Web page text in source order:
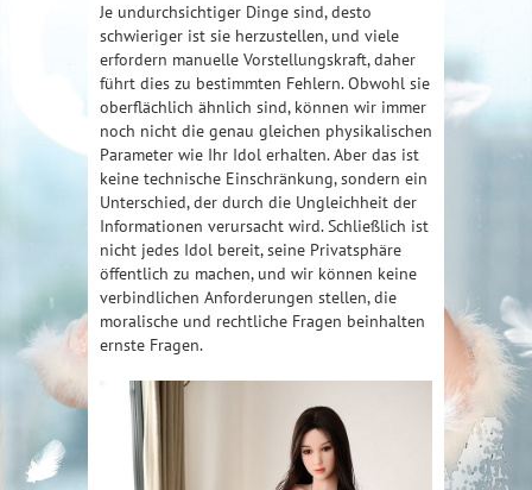
Je undurchsichtiger Dinge sind, desto
schwieriger ist sie herzustellen, und viele
erfordern manuelle Vorstellungskraft, daher
führt dies zu bestimmten Fehlern. Obwohl sie
oberflächlich ähnlich sind, können wir immer
noch nicht die genau gleichen physikalischen
Parameter wie Ihr Idol erhalten. Aber das ist
keine technische Einschränkung, sondern ein
Unterschied, der durch die Ungleichheit der
Informationen verursacht wird. Schließlich ist
nicht jedes Idol bereit, seine Privatsphäre
öffentlich zu machen, und wir können keine
verbindlichen Anforderungen stellen, die
moralische und rechtliche Fragen beinhalten
ernste Fragen.